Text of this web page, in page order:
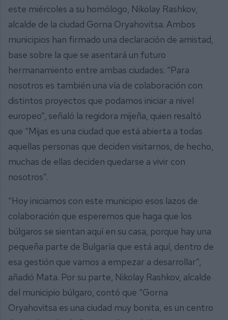
este miércoles a su homólogo, Nikolay Rashkov,
alcalde de la ciudad Gorna Oryahovitsa. Ambos
municipios han firmado una declaración de amistad,
base sobre la que se asentará un futuro
hermanamiento entre ambas ciudades. “Para
nosotros es también una vía de colaboración con
distintos proyectos que podamos iniciar a nivel
europeo”, señaló la regidora mijeña, quien resaltó
que “Mijas es una ciudad que está abierta a todas
aquellas personas que deciden visitarnos, de hecho,
muchas de ellas deciden quedarse a vivir con
nosotros”.
“Hoy iniciamos con este municipio esos lazos de
colaboración que esperemos que haga que los
búlgaros se sientan aquí en su casa, porque hay una
pequeña parte de Bulgaría que está aquí, dentro de
esa gestión que vamos a empezar a desarrollar”,
añadió Mata. Por su parte, Nikolay Rashkov, alcalde
del municipio búlgaro, contó que “Gorna
Oryahovitsa es una ciudad muy bonita, es un centro